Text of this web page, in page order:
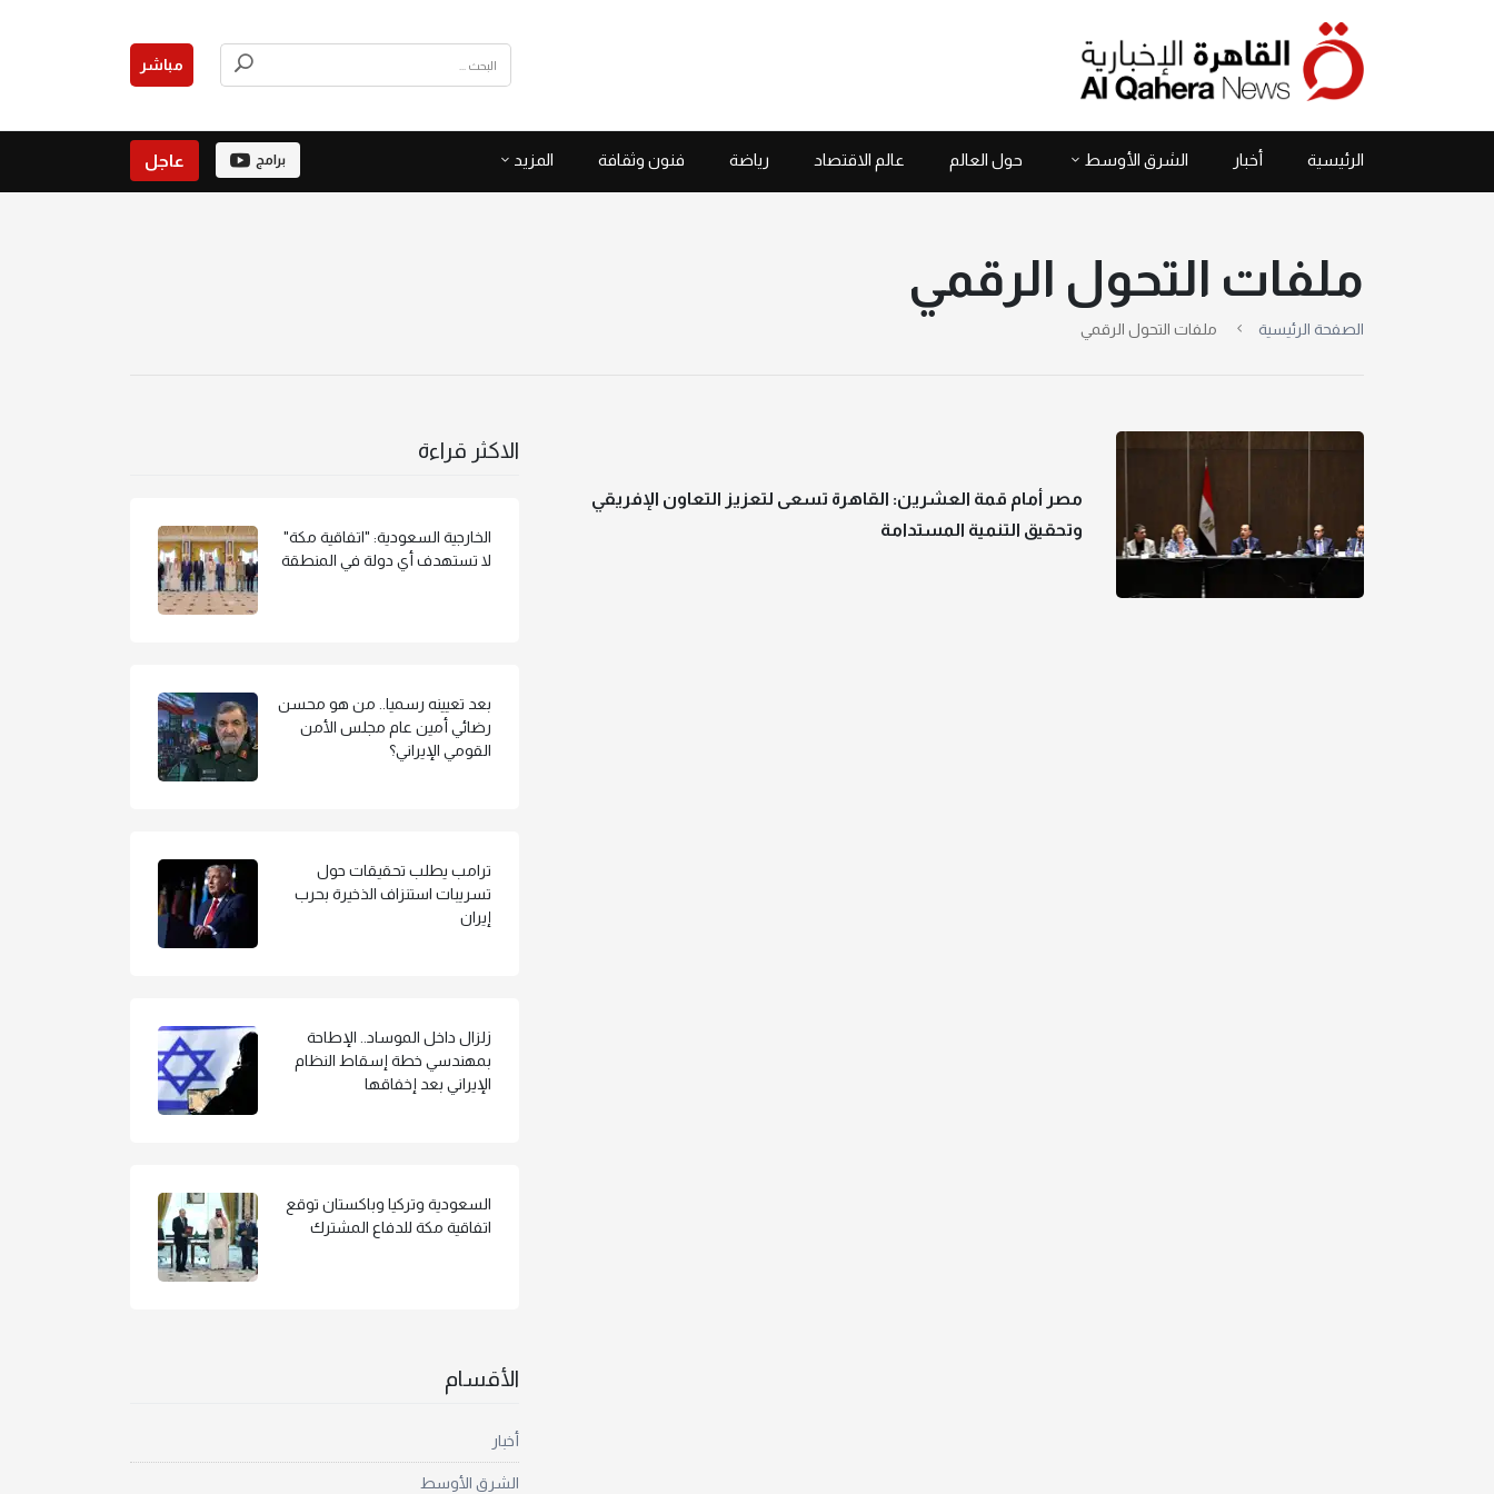
مباشر
الرئيسية أخبار الشرق الأوسط حول العالم عالم الاقتصاد رياضة فنون وثقافة المزيد برامج عاجل
ملفات التحول الرقمي
الصفحة الرئيسية ملفات التحول الرقمي
مصر أمام قمة العشرين: القاهرة تسعى لتعزيز التعاون الإفريقي
وتحقيق التنمية المستدامة
الاكثر قراءة
الخارجية السعودية: "اتفاقية مكة"
لا تستهدف أي دولة في المنطقة
بعد تعيينه رسميا.. من هو محسن
رضائي أمين عام مجلس الأمن
القومي الإيراني؟
ترامب يطلب تحقيقات حول
تسريبات استنزاف الذخيرة بحرب
إيران
زلزال داخل الموساد.. الإطاحة
بمهندسي خطة إسقاط النظام
الإيراني بعد إخفاقها
السعودية وتركيا وباكستان توقع
اتفاقية مكة للدفاع المشترك
الأقسام
أخبار
الشرق الأوسط